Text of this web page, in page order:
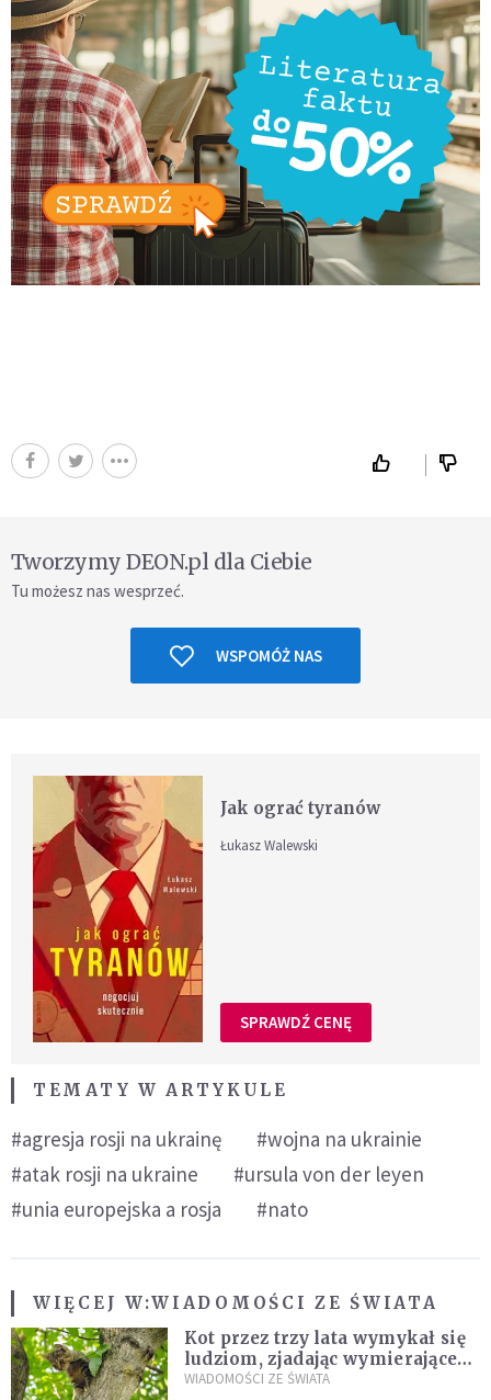
Tworzymy DEON.pl dla Ciebie
Tu możesz nas wesprzeć.
WSPOMÓŻ NAS
Jak ograć tyranów
Łukasz Walewski
SPRAWDŹ CENĘ
TEMATY W ARTYKULE
#agresja rosji na ukrainę
#wojna na ukrainie
#atak rosji na ukraine
#ursula von der leyen
#unia europejska a rosja
#nato
WIĘCEJ W:WIADOMOŚCI ZE ŚWIATA
Kot przez trzy lata wymykał się
ludziom, zjadając wymierające
kaczki. W końcu popełnił
WIADOMOŚCI ZE ŚWIATA